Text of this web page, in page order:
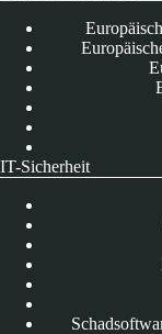
IT-Sicherheit